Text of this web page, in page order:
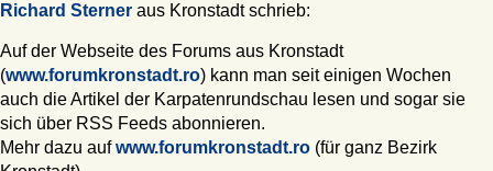
Richard Sterner aus Kronstadt schrieb:
Auf der Webseite des Forums aus Kronstadt
(www.forumkronstadt.ro) kann man seit einigen Wochen
auch die Artikel der Karpatenrundschau lesen und sogar sie
sich über RSS Feeds abonnieren.
Mehr dazu aufwww.forumkronstadt.ro (für ganz Bezirk